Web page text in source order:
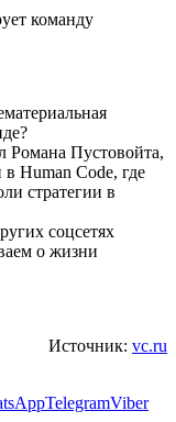
команду
Романа Пустовойта,
в Human Code, где
стратегии в
соцсетях
о жизни
Источник: vc.ru
TelegramViber